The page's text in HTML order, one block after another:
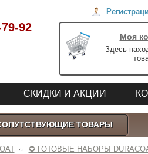
92
Моя
Здесь
СКИДКИ И АКЦИИ
ТОВАРЫ
✪ ГОТОВЫЕ НАБОРЫ